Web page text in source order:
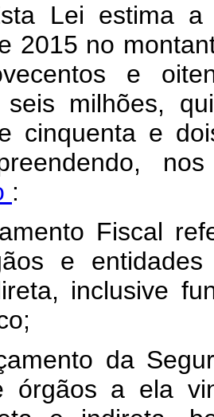
Lei estima
2015 no
e
seis milhões,
cinquenta e
:
Fiscal
e
inclusive
da
órgãos a ela